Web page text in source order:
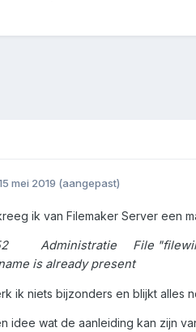
mei 2019 (aangepast)
ik van Filemaker Server een
Administratie
File
is already present
ik niets bijzonders en blijkt alles
idee wat de aanleiding kan zijn